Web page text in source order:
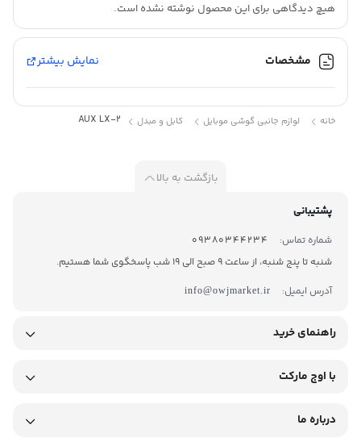
هیچ دیدگاهی برای این محصول نوشته نشده است.
مشخصات نمایش بیشتر
خانه لوازم جانبی گوشی موبایل کابل و مبدل AUX LX-2
بازگشت به بالا
پشتیبانی
شماره تماس:
09380344234
شنبه تا پنج شنبه، از ساعت 9 صبح الی 19 شب پاسخگوی شما هستیم.
آدرس ایمیل:
info@owjmarket.ir
راهنمای خرید
با اوج مارکت
درباره ما